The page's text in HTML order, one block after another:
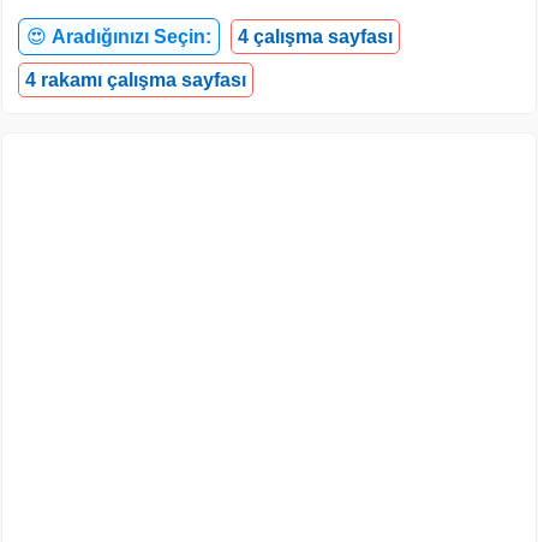
😍 Aradığınızı Seçin: 4 çalışma sayfası
4 rakamı çalışma sayfası